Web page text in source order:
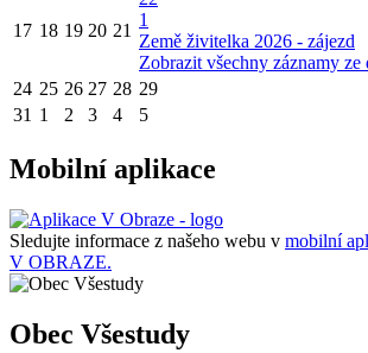
17 18 19 20 21
1
Země živitelka 2026 - zájezd
Zobrazit všechny záznamy ze
24 25 26 27 28 29
31 1 2 3 4 5
Mobilní aplikace
Sledujte informace z našeho webu v mobilní
V OBRAZE.
Obec Všestudy